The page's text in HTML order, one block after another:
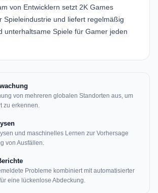
von Entwicklern setzt 2K Games
Spieleindustrie und liefert regelmäßig
unterhaltsame Spiele für Gamer jeden
von mehreren globalen Standorten aus, um
zu erkennen.
und maschinelles Lernen zur Vorhersage
von Ausfällen.
Probleme kombiniert mit automatisierter
eine lückenlose Abdeckung.